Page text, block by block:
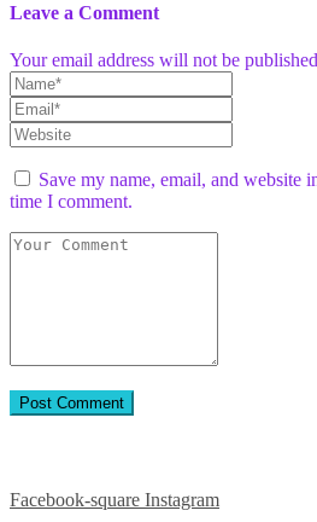
Leave a Comment
Your email address will not be
Save my name, email, and website
time I comment.
Facebook-square Instagram